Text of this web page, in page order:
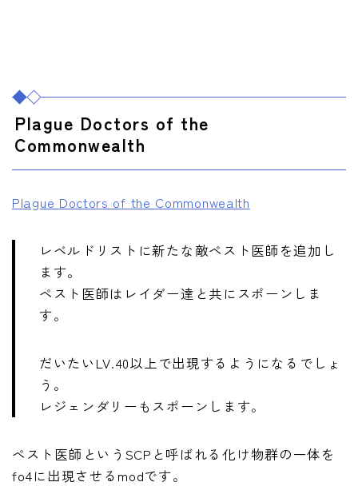
Plague Doctors of the
Commonwealth
Plague Doctors of the Commonwealth
レベルドリストに新たな敵ペスト医師を追加し
ます。
ペスト医師はレイダー達と共にスポーンしま
す。
だいたいLV.40以上で出現するようになるでしょ
う。
レジェンダリーもスポーンします。
ペスト医師というSCPと呼ばれる化け物群の一体を
fo4に出現させるmodです。